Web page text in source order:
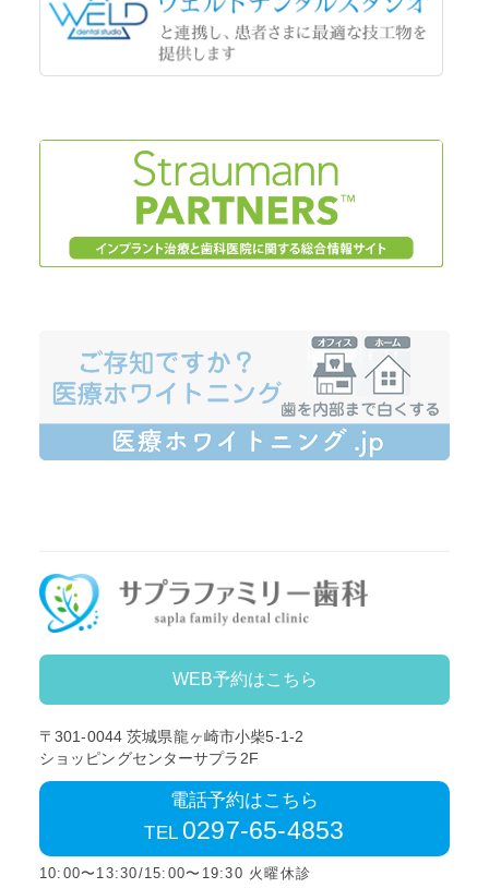
WEB予約はこちら
〒301-0044 茨城県龍ヶ崎市小柴5-1-2
ショッピングセンターサプラ2F
電話予約はこちら
TEL 0297-65-4853
10:00〜13:30/15:00〜19:30 火曜休診